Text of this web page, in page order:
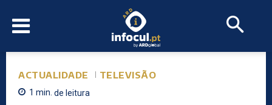
ACTUALIDADE TELEVISÃO
1 min. de leitura